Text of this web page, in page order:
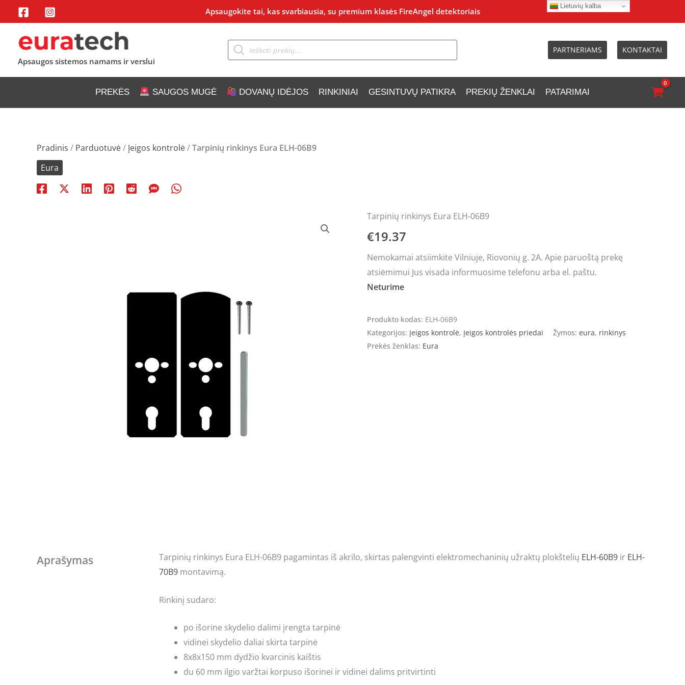
Pereiti
prie
turinio
Apsaugokite tai, kas svarbiausia, su premium klasės FireAngel detektoriais
Apsaugos sistemos namams ir verslui
Products
search PARTNERIAMS KONTAKTAI
PREKĖS SAUGOS MUGĖ DOVANŲ IDĖJOS RINKINIAI GESINTUVŲ PATIKRA PREKIŲ ŽENKLAI PATARIMAI
Pradinis / Parduotuvė/ Įeigos kontrolė/Tarpinių rinkinys Eura ELH-06B9
Eura
Tarpinių rinkinys Eura ELH-06B9
€19.37
Nemokamai atsiimkite Vilniuje, Riovonių g. 2A. Apie paruoštą prekę
atsiėmimui Jus visada informuosime telefonu arba el. paštu.
Neturime
Produkto kodas: ELH-06B9
Kategorijos: Įeigos kontrolė, Įeigos kontrolės priedai Žymos: eura, rinkinys
Prekės ženklas: Eura
Aprašymas Tarpinių rinkinys Eura ELH-06B9 pagamintas iš akrilo, skirtas palengvinti elektromechaninių užraktų plokštelių ELH-60B9 ir ELH-
70B9 montavimą.
Rinkinį sudaro:
po išorine skydelio dalimi įrengta tarpinė
vidinei skydelio daliai skirta tarpinė
8x8x150 mm dydžio kvarcinis kaištis
du 60 mm ilgio varžtai korpuso išorinei ir vidinei dalims pritvirtinti
Lietuvių kalba